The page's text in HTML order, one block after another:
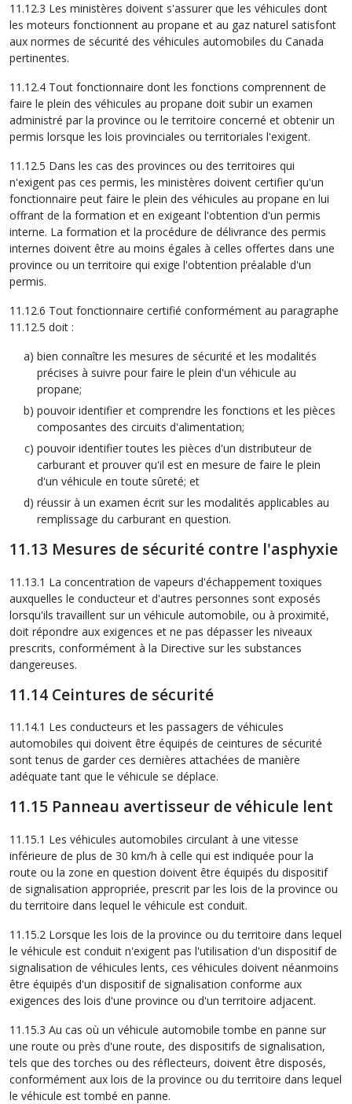
11.12.3 Les ministères doivent s'assurer que les véhicules dont
les moteurs fonctionnent au propane et au gaz naturel satisfont
aux normes de sécurité des véhicules automobiles du Canada
pertinentes.
11.12.4 Tout fonctionnaire dont les fonctions comprennent de
faire le plein des véhicules au propane doit subir un examen
administré par la province ou le territoire concerné et obtenir un
permis lorsque les lois provinciales ou territoriales l'exigent.
11.12.5 Dans les cas des provinces ou des territoires qui
n'exigent pas ces permis, les ministères doivent certifier qu'un
fonctionnaire peut faire le plein des véhicules au propane en lui
offrant de la formation et en exigeant l'obtention d'un permis
interne. La formation et la procédure de délivrance des permis
internes doivent être au moins égales à celles offertes dans une
province ou un territoire qui exige l'obtention préalable d'un
permis.
11.12.6 Tout fonctionnaire certifié conformément au paragraphe
11.12.5 doit :
bien connaître les mesures de sécurité et les modalités
précises à suivre pour faire le plein d'un véhicule au
propane;
pouvoir identifier et comprendre les fonctions et les pièces
composantes des circuits d'alimentation;
pouvoir identifier toutes les pièces d'un distributeur de
carburant et prouver qu'il est en mesure de faire le plein
d'un véhicule en toute sûreté; et
réussir à un examen écrit sur les modalités applicables au
remplissage du carburant en question.
11.13 Mesures de sécurité contre l'asphyxie
11.13.1 La concentration de vapeurs d'échappement toxiques
auxquelles le conducteur et d'autres personnes sont exposés
lorsqu'ils travaillent sur un véhicule automobile, ou à proximité,
doit répondre aux exigences et ne pas dépasser les niveaux
prescrits, conformément à la Directive sur les substances
dangereuses.
11.14 Ceintures de sécurité
11.14.1 Les conducteurs et les passagers de véhicules
automobiles qui doivent être équipés de ceintures de sécurité
sont tenus de garder ces dernières attachées de manière
adéquate tant que le véhicule se déplace.
11.15 Panneau avertisseur de véhicule lent
11.15.1 Les véhicules automobiles circulant à une vitesse
inférieure de plus de 30 km/h à celle qui est indiquée pour la
route ou la zone en question doivent être équipés du dispositif
de signalisation appropriée, prescrit par les lois de la province ou
du territoire dans lequel le véhicule est conduit.
11.15.2 Lorsque les lois de la province ou du territoire dans lequel
le véhicule est conduit n'exigent pas l'utilisation d'un dispositif de
signalisation de véhicules lents, ces véhicules doivent néanmoins
être équipés d'un dispositif de signalisation conforme aux
exigences des lois d'une province ou d'un territoire adjacent.
11.15.3 Au cas où un véhicule automobile tombe en panne sur
une route ou près d'une route, des dispositifs de signalisation,
tels que des torches ou des réflecteurs, doivent être disposés,
conformément aux lois de la province ou du territoire dans lequel
le véhicule est tombé en panne.